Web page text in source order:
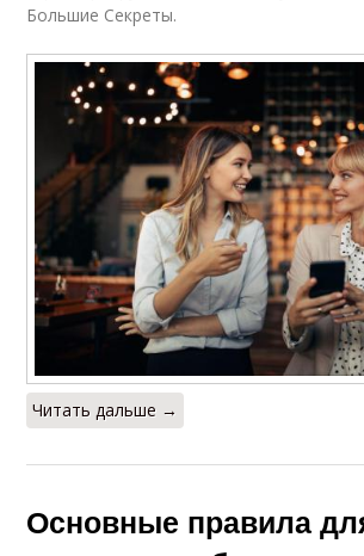
Большие Секреты.
Читать дальше →
Основные правила